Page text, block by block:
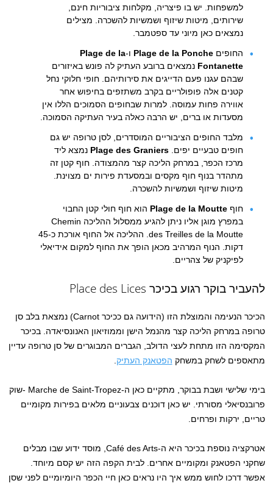
למשפחות. יש בו פיצריה, מקלחות ציבוריות חינם,
שירותים, מיטות שיזוף ושמשיות להשכרה. מצילים
נמצאים כאן מיוני עד ספטמבר.
החופים Plage de la Ponche ו-Plage de la
Fontanette נמצאים ברובע העתיק לה פונש באיזורים
שבהם עגנו פעם הדייגים את סירותיהם. חופי חלוקי נחל
קטנים אלה פופולריים בקרב משתזפים בחיפוש אחר
אווירה פחות עמוסה. למרות שבחופים הסמוכים הללו אין
מסעדות או ברים, יש הרבה כאלה בעיר העתיקה הסמוכה.
מלבד החופים הציבוריים המוסדרים, לסן טרופה יש גם
חופים טבעיים יפים. Plage des Graniers נמצא ליד
מרכז הכפר, במרחק הליכה קצר מהמצודה. חוף קטן זה
מתהדר בנוף חוף מקסים ובמסעדת פירות ים מצוינת.
מיטות שיזוף ושמשיות להשכרה.
חוף Plage de la Moutte הוא חוף חולי קטן החבוי
במפרץ מוגן אליו ניתן להגיע ממסלול ההליכה Chemin
des Treilles de la Moutte. ההליכה אל החוף אורכת כ-45
דקות. הנוף המרהיב מכאן הופך את החוף למקום אידיאלי
לפיקניק של צהריים.
להעביר בוקר רגוע בכיכר Place des Lices
הכיכר הנעימה והמוצלת הזו (הידועה גם ככיכר Carnot) נמצאת בלב סן
טרופה במרחק הליכה קצר מהנמל הישן וממוזיאון האנונסיאדה. בכיכר
המקסימה הזו מתחת לעצי הדולב, הגברים המבוגרים של סן טרופה עדיין
מתאספים לשחק במשחק הפטאנק העתיק
בימי שלישי ושבת בבוקר, מתקיים כאן ה-Marche de Saint-Tropez -שוק
פרובנסיאלי מסורתי. יש כאן דוכנים צבעוניים מלאים בפירות מקומיים
טריים, ירקות ופרחים.
אטרקציה נוספת בכיכר היא ה-Café des Arts, מוסד ידוע שבו מבלים
שחקני הפטאנק ומקומיים אחרים. לבית הקפה הזה יש קסם מיוחד.
אפשר דרכו לחוש ממש איך היו נראים כאן חיי הכפר היומיומיים לפני שסן